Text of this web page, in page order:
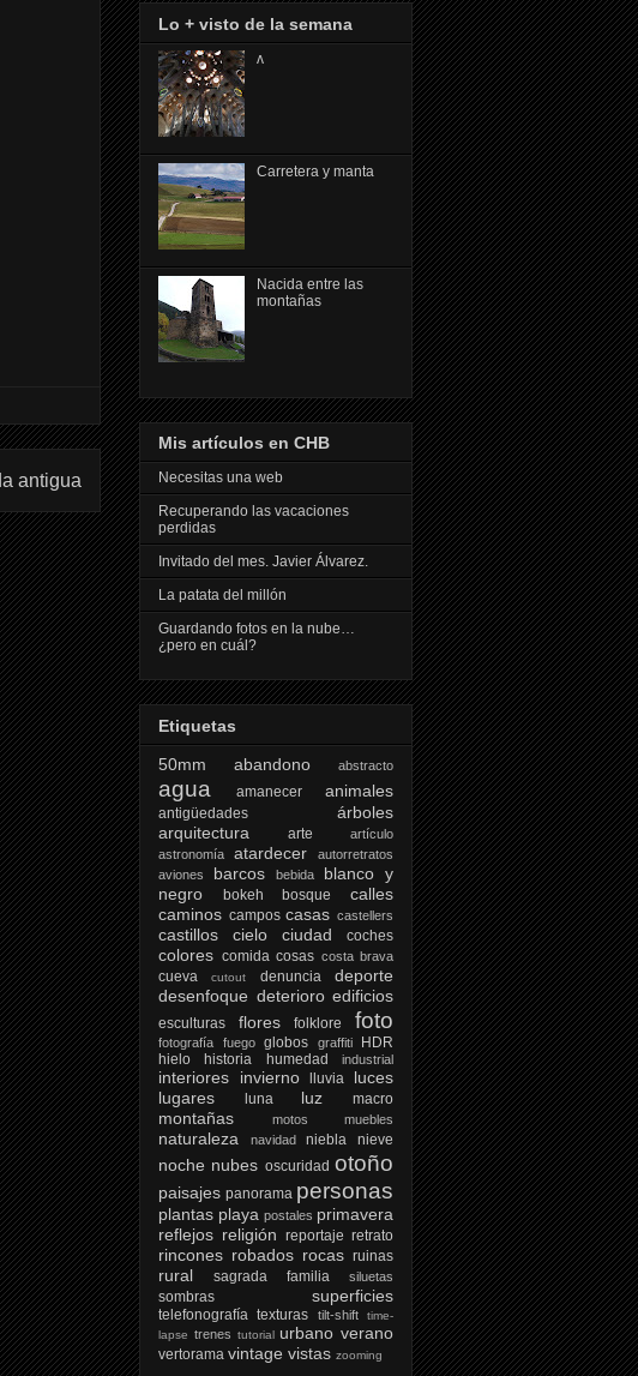
antigua
Lo + visto de la semana
ᴧ
Carretera y manta
Nacida entre las
montañas
Mis artículos en CHB
Necesitas una web
Recuperando las vacaciones
perdidas
Invitado del mes. Javier Álvarez.
La patata del millón
Guardando fotos en la nube…
¿pero en cuál?
Etiquetas
50mm
abandono abstracto
agua amanecer animales
antigüedades
árboles
arquitectura
arte
artículo
astronomía
atardecer
autorretratos
aviones
barcos bebida
blanco y
negro
bokeh bosque
calles
caminos campos casas castellers
castillos cielo ciudad coches
colores comida cosas costa brava
cueva cutout denuncia
deporte
desenfoque deterioro edificios
esculturas flores folklore foto
fotografía fuego globos graffiti
HDR
hielo
historia humedad industrial
interiores invierno lluvia
luces
lugares
luna luz macro
montañas motos muebles
naturaleza navidad niebla nieve
noche nubes oscuridad otoño
paisajes panorama personas
plantas playa postales primavera
reflejos religión reportaje retrato
rincones robados rocas ruinas
rural sagrada familia siluetas
sombras superficies
telefonografía texturas tilt-shift
time-
lapse trenes tutorial urbano verano
vertorama vintage vistas zooming